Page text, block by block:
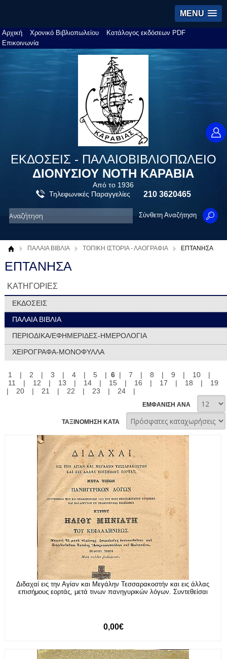
MENU
Αρχική Χρονικό Βιβλιοπωλείου
Κατάλογος εκδόσεων PDF
Επικοινωνία
ΕΚΔΟΣΕΙΣ - ΠΑΛΑΙΟΒΙΒΛΙΟΠΩΛΕΙΟ
ΔΙΟΝΥΣΙΟΥ ΝΟΤΗ ΚΑΡΑΒΙΑ
Από το 1936
Τηλεφωνικές Παραγγελίες
210 3620465
Σύνθετη Αναζήτηση
ΠΑΛΑΙΑ ΒΙΒΛΙΑ ΤΟΠΙΚΗ ΙΣΤΟΡΙΑ - ΛΑΟΓΡΑΦΙΑ ΕΠΤΑΝΗΣΑ
ΕΠΤΑΝΗΣΑ
ΚΑΤΗΓΟΡΙΕΣ
ΕΚΔΟΣΕΙΣ
ΠΑΛΑΙΑ ΒΙΒΛΙΑ
ΠΕΡΙΟΔΙΚΑ/ΕΦΗΜΕΡΙΔΕΣ-ΗΜΕΡΟΛΟΓΙΑ
ΧΕΙΡΟΓΡΑΦΑ-ΜΟΝΟΦΥΛΛΑ
1 | 2 | 3 | 4 | 5 | 6| 7 | 8 | 9 | 10
|
11
| 12 | 13 | 14 | 15 | 16 | 17 | 18 |
19
|
20 | 21 | 22 | 23 | 24 |
ΕΜΦΑΝΙΣΗ ΑΝΑ
ΤΑΞΙΝΟΜΗΣΗ ΚΑΤΑ
Διδαχαί εις την Αγίαν και Μεγάλην Τεσσαρακοστήν και εις άλλας
επισήμους εορτάς, μετά τινων πανηγυρικών λόγων. Συντεθείσαι
0,00€